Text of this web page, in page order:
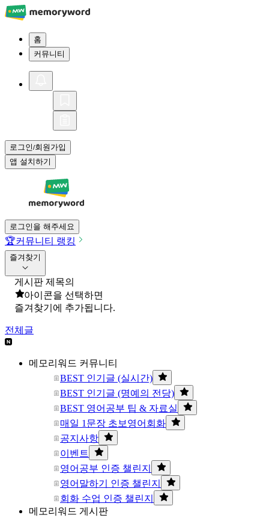
홈
커뮤니티
로그인/회원가입
앱 설치하기
로그인을 해주세요
🏆커뮤니티 랭킹
즐겨찾기
게시판 제목의
아이콘을 선택하면
즐겨찾기에 추가됩니다.
전체글
메모리워드 커뮤니티
BEST 인기글 (실시간)
BEST 인기글 (명예의 전당)
BEST 영어공부 팁 & 자료실
매일 1문장 초보영어회화
공지사항
이벤트
영어공부 인증 챌린지
영어말하기 인증 챌린지
회화 수업 인증 챌린지
메모리워드 게시판